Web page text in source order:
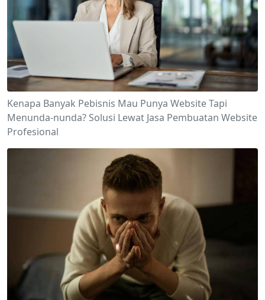
Kenapa Banyak Pebisnis Mau Punya Website Tapi
Menunda-nunda? Solusi Lewat Jasa Pembuatan Website
Profesional